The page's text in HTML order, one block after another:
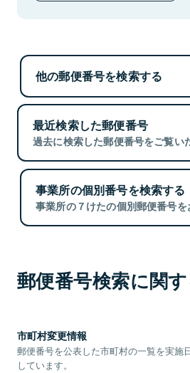
他の郵便番号を検索する
最近検索した郵便番号
過去に検索した郵便番号をご覧い
事業所の個別番号を検索する
事業所の７けたの個別郵便番号を
郵便番号検索に関
市町村変更情報
郵便番号を公表した市町村の一覧を実施
しています。